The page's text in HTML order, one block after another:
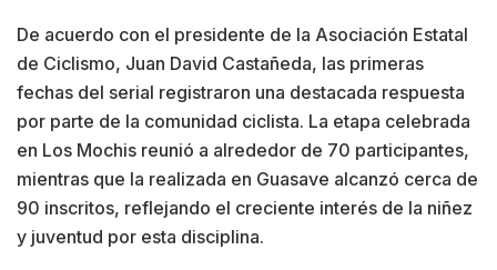
De acuerdo con el presidente de la Asociación Estatal
de Ciclismo, Juan David Castañeda, las primeras
fechas del serial registraron una destacada respuesta
por parte de la comunidad ciclista. La etapa celebrada
en Los Mochis reunió a alrededor de 70 participantes,
mientras que la realizada en Guasave alcanzó cerca de
90 inscritos, reflejando el creciente interés de la niñez
y juventud por esta disciplina.